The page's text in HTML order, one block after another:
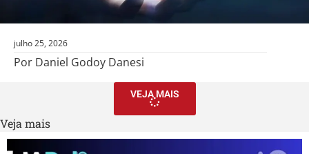
julho 25, 2026
Por Daniel Godoy Danesi
VEJA MAIS
Veja mais